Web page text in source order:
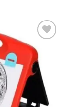
Añadir
lista de
deseos